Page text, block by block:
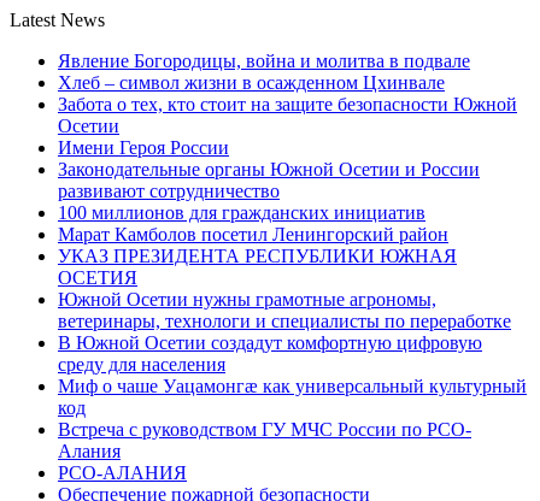
Latest News
Явление Богородицы, война и молитва в подвале
Хлеб – символ жизни в осажденном Цхинвале
Забота о тех, кто стоит на защите безопасности Южной
Осетии
Имени Героя России
Законодательные органы Южной Осетии и России
развивают сотрудничество
100 миллионов для гражданских инициатив
Марат Камболов посетил Ленингорский район
УКАЗ ПРЕЗИДЕНТА РЕСПУБЛИКИ ЮЖНАЯ
ОСЕТИЯ
Южной Осетии нужны грамотные агрономы,
ветеринары, технологи и специалисты по переработке
В Южной Осетии создадут комфортную цифровую
среду для населения
Миф о чаше Уацамонгæ как универсальный культурный
код
Встреча с руководством ГУ МЧС России по РСО-
Алания
РСО-АЛАНИЯ
Обеспечение пожарной безопасности